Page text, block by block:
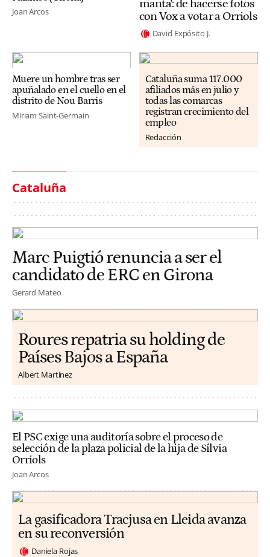
Joan Arcos
manta': de hacerse fotos
con Vox a votar a Orriols
David Expósito J.
Muere un hombre tras ser
apuñalado en el cuello en el
distrito de Nou Barris
Miriam Saint-Germain
Cataluña suma 117.000
afiliados más en julio y
todas las comarcas
registran crecimiento del
empleo
Redacción
Cataluña
Marc Puigtió renuncia a ser el
candidato de ERC en Girona
Gerard Mateo
Roures repatria su holding de
Países Bajos a España
Albert Martínez
El PSC exige una auditoría sobre el proceso de
selección de la plaza policial de la hija de Sílvia
Orriols
Joan Arcos
La gasificadora Tracjusa en Lleida avanza
en su reconversión
Daniela Rojas